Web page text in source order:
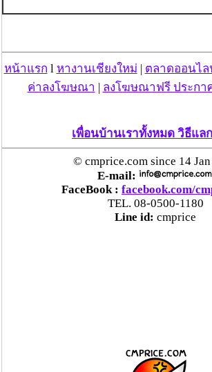
หน้าแรก l หางานเชียงใหม่ | ตลาดออนไ
ค่าลงโฆษณา | ลงโฆษณาฟรี ประกา
เพื่อนบ้านเราทั้งหมด วิธีแล
© cmprice.com since 14
E-mail:
FaceBook : facebook.com/
TEL. 08-0500-1180
Line id: cmprice